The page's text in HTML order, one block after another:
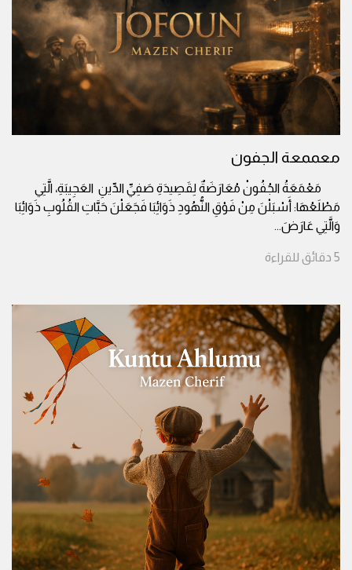
معممعة الجفون
مَعْمَعَةُ الجُفُونْ مُعَارَضَةٌ لِقَصِيدَةِ صَفِيِّ الدِّينِ العَجِيبَةِ، الَّتِي
مَطْلَعُهَا: أَسْبَلْنَ مِنْ فَوْقِ النُّهُودِ ذَوَائِبَا فَجَعَلْنَ حَبَّاتِ القُلُوبِ ذَوَائِبَا
وَالَّتِي عَارَضَ...
5 دقائق للقراءة